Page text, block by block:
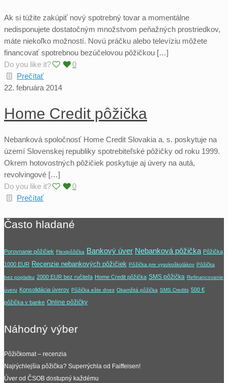
Ak si túžite zakúpiť nový spotrebný tovar a momentálne
nedisponujete dostatočným množstvom peňažných prostriedkov,
máte niekoľko možností. Novú práčku alebo televíziu môžete
financovať spotrebnou bezúčelovou pôžičkou […]
Do you like it?
0
Prečítať
22. februára 2014
Home Credit pôžička
Nebanková spoločnosť Home Credit Slovakia a. s. poskytuje na
území Slovenskej republiky spotrebiteľské pôžičky od roku 1999.
Okrem hotovostných pôžičiek poskytuje aj úvery na autá,
revolvingové […]
Do you like it?
0
Prečítať
Často hladané
Porovnanie pôžičiek Flexipôžička Bankový úver Nebanková pôžička Pôžička
1000 EUR Recenzie nebankových pôžičiek Pôžička pre vysokoškolákov Pôžička
bez poplatku 2000 EUR bez ručiteľa Home Credit pôžička SMS pôžička Refinancovanie
úveru Konsolidácia úverov Pôžička ešte dnes Okamžitá pôžička SMS Credits 500 €
pôžička v banke Online pôžičky
Náhodný výber
Pôžičkomat – recenzia
Najrýchlejšia pôžička? Superrýchla od Faiffeisen!
Úver od ČSOB dostupný každému